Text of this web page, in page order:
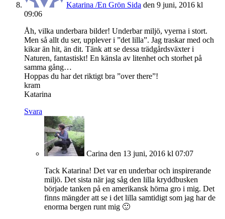
Katarina /En Grön Sida den 9 juni, 2016 kl
09:06
Åh, vilka underbara bilder! Underbar miljö, vyerna i stort.
Men så allt du ser, upplever i ”det lilla”. Jag traskar med och
kikar än hit, än dit. Tänk att se dessa trädgårdsväxter i
Naturen, fantastiskt! En känsla av litenhet och storhet på
samma gång…
Hoppas du har det riktigt bra ”over there”!
kram
Katarina
Svara
Carina den 13 juni, 2016 kl 07:07
Tack Katarina! Det var en underbar och inspirerande
miljö. Det sista när jag såg den lilla kryddbusken
började tanken på en amerikansk hörna gro i mig. Det
finns mängder att se i det lilla samtidigt som jag har de
enorma bergen runt mig 🙂